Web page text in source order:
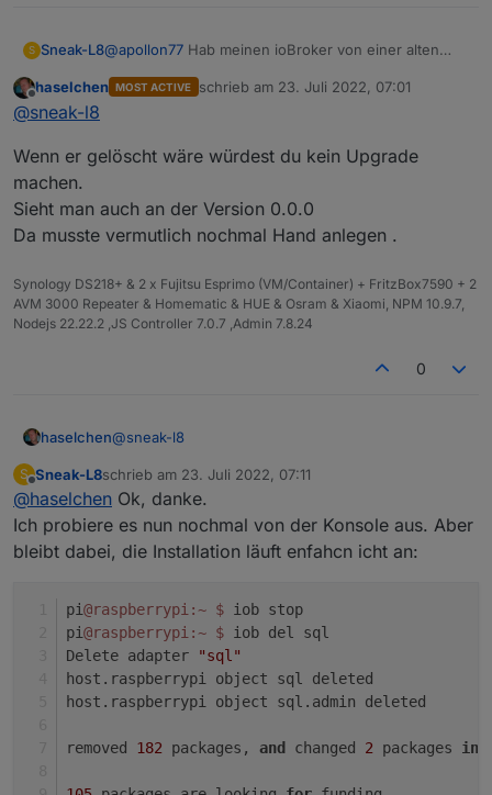
S Sneak-L8@apollon77 Hab meinen ioBroker von einer alten
Backitup.
Er scheint ähnliche Probleme zu haben, die sich aber
installieren wollen.
Aber er hängt immer an der gleichen Stelle:
NPM version: 8.11.0
Danach friert das System ein, nicht mal über SSH
reagiert er noch auf Eingaben.
Offline
haselchen MOST ACTIVE schrieb am 23. Juli 2022, 07:01
zuletzt editiert von
@sneak-l8
Wenn er gelöscht wäre würdest du kein Upgrade
machen.
Sieht man auch an der Version 0.0.0
Da musste vermutlich nochmal Hand anlegen .
Synology DS218+ & 2 x Fujitsu Esprimo (VM/Container) + FritzBox7590 + 2
AVM 3000 Repeater & Homematic & HUE & Osram & Xiaomi, NPM 10.9.7,
Nodejs 22.22.2 ,JS Controller 7.0.7 ,Admin 7.8.24
0
haselchen@sneak-l8
Wenn er gelöscht wäre würdest du kein Upgrade
machen.
Sieht man auch an der Version 0.0.0
Da musste vermutlich nochmal Hand anlegen .
S
Offline
Sneak-L8schrieb am 23. Juli 2022, 07:11
zuletzt editiert von
@haselchen Ok, danke.
Ich probiere es nun nochmal von der Konsole aus. Aber
bleibt dabei, die Installation läuft enfahcn icht an:
pi@raspberrypi:~ $ iob stop
pi@raspberrypi:~ $ iob del sql
Delete adapter
"sql"
host.raspberrypi object sql deleted
host.raspberrypi object sql.admin deleted
removed 182 packages, and changed 2 packages in